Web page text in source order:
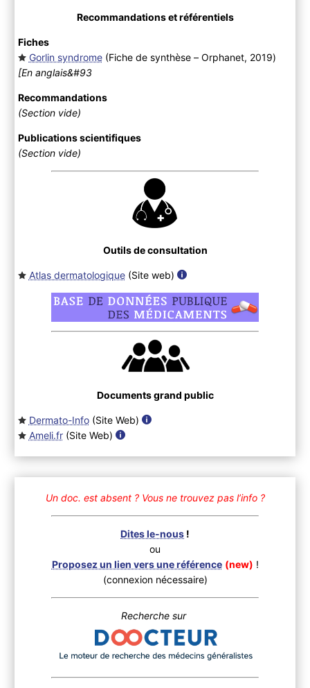
Recommandations et référentiels
Fiches
Gorlin syndrome(Fiche de synthèse – Orphanet, 2019)
[En anglais&#93
Recommandations
(Section vide)
Publications scientifiques
(Section vide)
Outils de consultation
Atlas dermatologique(Site web)
Documents grand public
Dermato-Info(Site Web)
Ameli.fr(Site Web)
Un doc. est absent ? Vous ne trouvez pas l’info ?
Dites le-nous !
ou
Proposez un lien vers une référence (new) !
(connexion nécessaire)
Recherche sur